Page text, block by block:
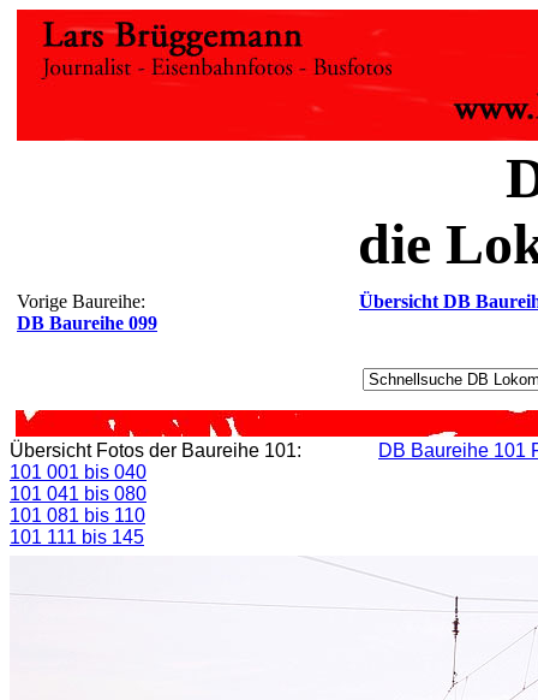
die
Vorige Baureihe:
DB Baureihe 099
Übersicht DB
Übersicht Fotos der Baureihe 101:
101 001 bis 040
101 041 bis 080
101 081 bis 110
101 111 bis 145
DB Baureihe 101